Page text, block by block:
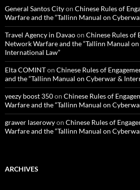
General Santos Cityon Chinese Rules of
Warfare and the “Tallinn Manual on
Travel Agency in Davaoon Chinese Rules of
Network Warfare and the “Tallinn Manual
International Law”
Elta COMINTon Chinese Rules of
and the “Tallinn Manual on Cyberwar &
yeezy boost 350on Chinese Rules of
Warfare and the “Tallinn Manual on
grawer laserowyon Chinese Rules of
Warfare and the “Tallinn Manual on
ARCHIVES